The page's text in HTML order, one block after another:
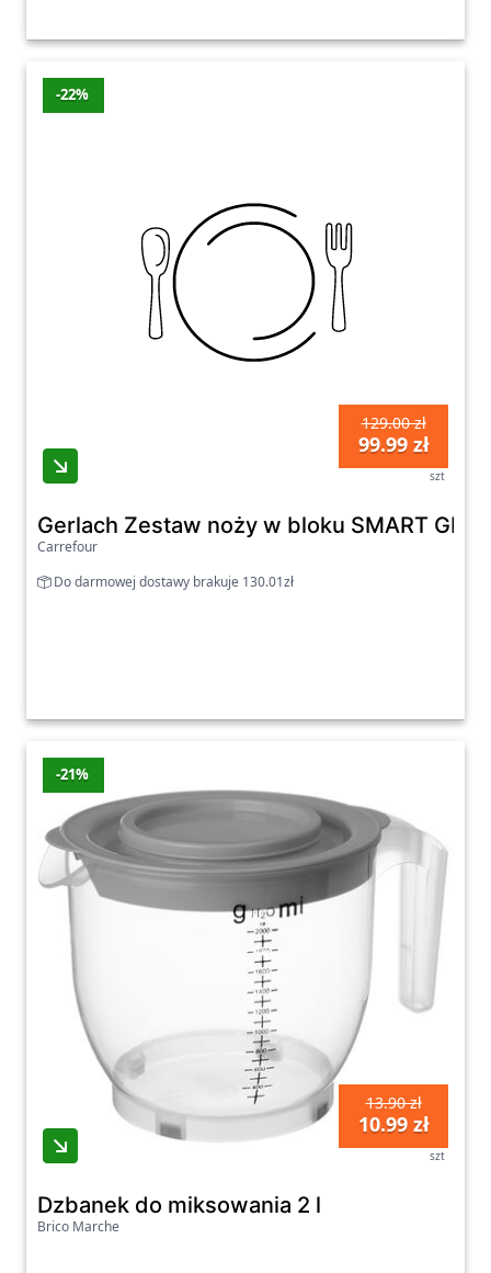
-22%
129.00 zł
99.99 zł
szt
Gerlach Zestaw noży w bloku SMART
Carrefour
Do darmowej dostawy brakuje 130.01zł
-21%
13.90 zł
10.99 zł
szt
Dzbanek do miksowania 2 l
Brico Marche